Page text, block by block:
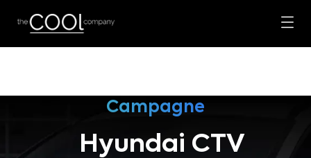
Campagne
Hyundai CTV